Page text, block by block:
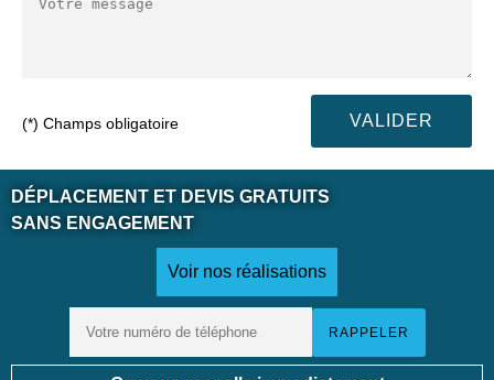
(*) Champs obligatoire
DÉPLACEMENT ET DEVIS GRATUITS
SANS ENGAGEMENT
Voir nos réalisations